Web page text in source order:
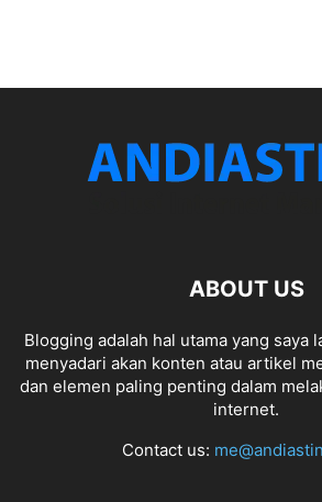
ABOUT US
Blogging adalah hal utama yang saya
menyadari akan konten atau artikel
dan elemen paling penting dalam
internet.
Contact us: